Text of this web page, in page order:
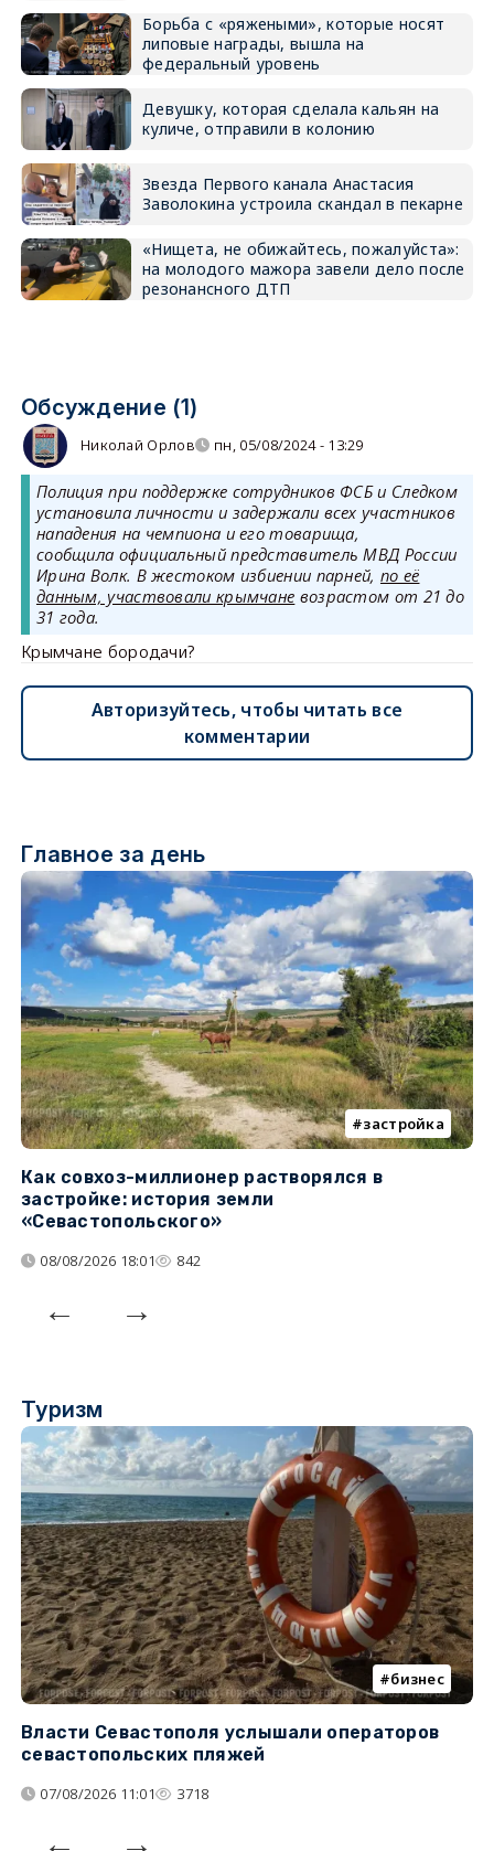
Борьба с «ряжеными», которые носят
липовые награды, вышла на
федеральный уровень
Девушку, которая сделала кальян на
куличе, отправили в колонию
Звезда Первого канала Анастасия
Заволокина устроила скандал в пекарне
«Нищета, не обижайтесь, пожалуйста»:
на молодого мажора завели дело после
резонансного ДТП
Обсуждение (1)
Николай Орлов пн, 05/08/2024 - 13:29
Полиция при поддержке сотрудников ФСБ и Следком
установила личности и задержали всех участников
нападения на чемпиона и его товарища,
сообщила официальный представитель МВД России
Ирина Волк. В жестоком избиении парней, по её
данным, участвовали крымчане возрастом от 21 до
31 года.
Крымчане бородачи?
Авторизуйтесь, чтобы читать все
комментарии
Главное за день
застройка
Как совхоз-миллионер растворялся в
застройке: история земли
«Севастопольского»
08/08/2026 18:01 842
Туризм
бизнес
Власти Севастополя услышали операторов
севастопольских пляжей
07/08/2026 11:01 3718